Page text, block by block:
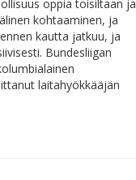
oppia toisiltaan ja
kohtaaminen, ja
kautta jatkuu, ja
Bundesliigan
laitahyökkääjän